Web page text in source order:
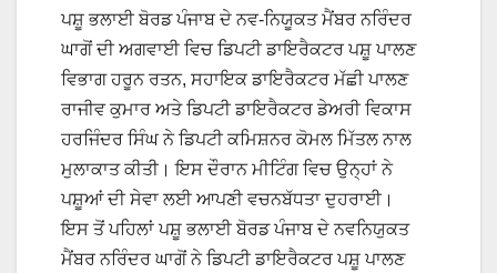
ਪਸ਼ੂ ਭਲਾਈ ਬੋਰਡ ਪੰਜਾਬ ਦੇ ਨਵ-ਨਿਯੂਕਤ ਮੈਂਬਰ ਨਰਿੰਦਰ
ਘਾਗੋਂ ਦੀ ਅਗਵਾਈ ਵਿਚ ਡਿਪਟੀ ਡਾਇਰੈਕਟਰ ਪਸ਼ੂ ਪਾਲਣ
ਵਿਭਾਗ ਹਰੂਨ ਰਤਨ, ਸਹਾਇਕ ਡਾਇਰੈਕਟਰ ਮੱਛੀ ਪਾਲਣ
ਰਾਜੀਵ ਕੁਮਾਰ ਅਤੇ ਡਿਪਟੀ ਡਾਇਰੈਕਟਰ ਡੇਅਰੀ ਵਿਕਾਸ
ਹਰਜਿੰਦਰ ਸਿੰਘ ਨੇ ਡਿਪਟੀ ਕਮਿਸ਼ਨਰ ਕੋਮਲ ਮਿੱਤਲ ਨਾਲ
ਮੁਲਾਕਾਤ ਕੀਤੀ। ਇਸ ਦੌਰਾਨ ਮੀਟਿੰਗ ਵਿਚ ਉਨ੍ਹਾਂ ਨੇ
ਪਸ਼ੂਆਂ ਦੀ ਸੇਵਾ ਲਈ ਆਪਣੀ ਵਚਨਬੱਧਤਾ ਦੁਹਰਾਈ।
ਇਸ ਤੋਂ ਪਹਿਲਾਂ ਪਸ਼ੂ ਭਲਾਈ ਬੋਰਡ ਪੰਜਾਬ ਦੇ ਨਵਨਿਯੁਕਤ
ਮੈਂਬਰ ਨਰਿੰਦਰ ਘਾਗੋਂ ਨੇ ਡਿਪਟੀ ਡਾਇਰੈਕਟਰ ਪਸ਼ੂ ਪਾਲਣ